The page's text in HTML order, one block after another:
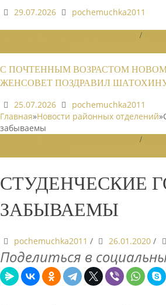
29.07.2026 pochemuchka2011
/
С ПОЧТЕННЫМ ВОЗРАСТОМ
ЖЕНСОВЕТ ПОЗДРАВИЛ
25.07.2026
pochemuchka2011
Главная»Новости районных отделений»
забываемы
/
СТУДЕНЧЕСКИЕ
ЗАБЫВАЕМЫ
pochemuchka2011 / 26.01.2020 /
Поделиться в